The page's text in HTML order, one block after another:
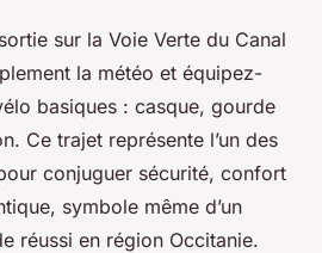
sur la Voie Verte du Canal
la météo et équipez-
basiques : casque, gourde
Ce trajet représente l’un des
conjuguer sécurité, confort
symbole même d’un
réussi en région Occitanie.